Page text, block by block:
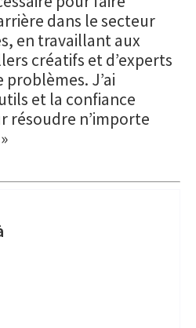
dans le secteur
en travaillant aux
créatifs et d’experts
J’ai
et la confiance
résoudre n’importe